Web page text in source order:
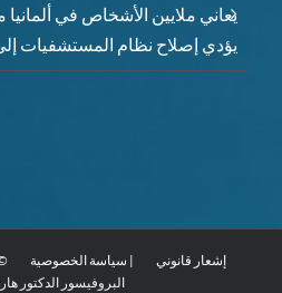
يعاني ملايين الأشخاص في
يؤدي إصلاح نظام المستشفيات
إشعار قانوني | سياسة الخصوصية
البروفيسور الدكتور